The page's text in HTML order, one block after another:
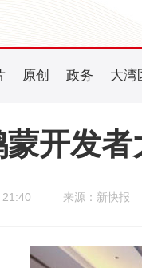
原创 政务 大湾
蒙开发
来源：新快报